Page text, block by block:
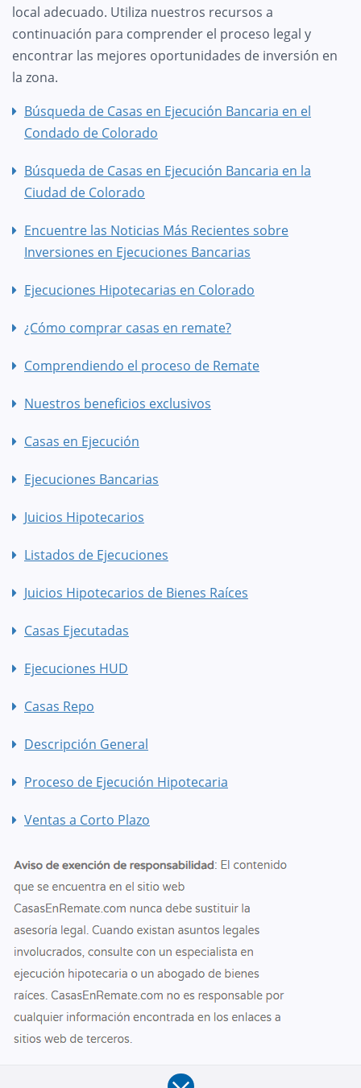
local adecuado. Utiliza nuestros recursos a
continuación para comprender el proceso legal y
encontrar las mejores oportunidades de inversión en
la zona.
Búsqueda de Casas en Ejecución Bancaria en el
Condado de Colorado
Búsqueda de Casas en Ejecución Bancaria en la
Ciudad de Colorado
Encuentre las Noticias Más Recientes sobre
Inversiones en Ejecuciones Bancarias
Ejecuciones Hipotecarias en Colorado
¿Cómo comprar casas en remate?
Comprendiendo el proceso de Remate
Nuestros beneficios exclusivos
Casas en Ejecución
Ejecuciones Bancarias
Juicios Hipotecarios
Listados de Ejecuciones
Juicios Hipotecarios de Bienes Raíces
Casas Ejecutadas
Ejecuciones HUD
Casas Repo
Descripción General
Proceso de Ejecución Hipotecaria
Ventas a Corto Plazo